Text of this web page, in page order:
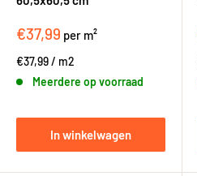
€37,99 per m²
€37,99/ m2
Meerdere op voorraad
In winkelwagen